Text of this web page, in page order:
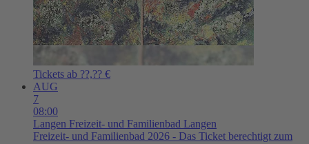
Tickets ab ??,?? €
AUG
7
08:00
Langen Freizeit- und Familienbad Langen
Freizeit- und Familienbad 2026 - Das Ticket berechtigt zum